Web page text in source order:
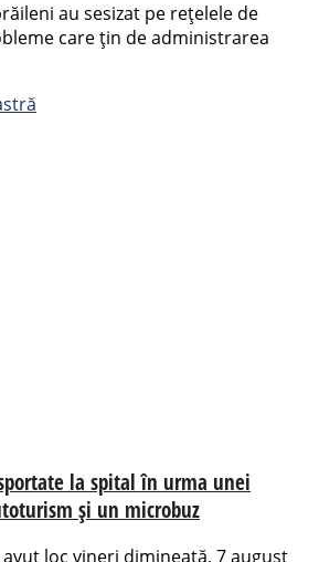
au sesizat pe rețelele de
care țin de administrarea
la spital în urma unei
și un microbuz
loc vineri dimineață, 7 august